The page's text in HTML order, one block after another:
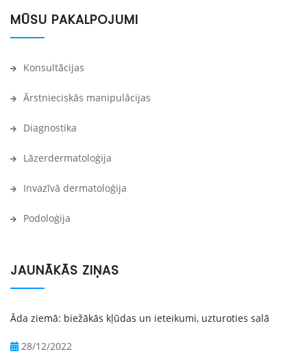
MŪSU PAKALPOJUMI
Konsultācijas
Ārstnieciskās manipulācijas
Diagnostika
Lāzerdermatoloģija
Invazīvā dermatoloģija
Podoloģija
JAUNĀKĀS ZIŅAS
Āda ziemā: biežākās kļūdas un ieteikumi, uzturoties salā
28/12/2022